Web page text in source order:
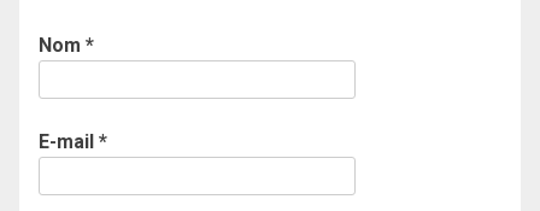
Nom *
E-mail *